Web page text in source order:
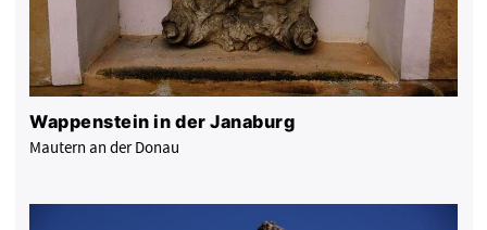
Wappenstein in der Janaburg
Mautern an der Donau